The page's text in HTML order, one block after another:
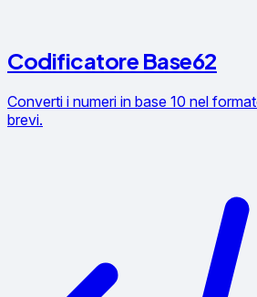
Codificatore Base62
Converti i numeri in base 10 nel
brevi.